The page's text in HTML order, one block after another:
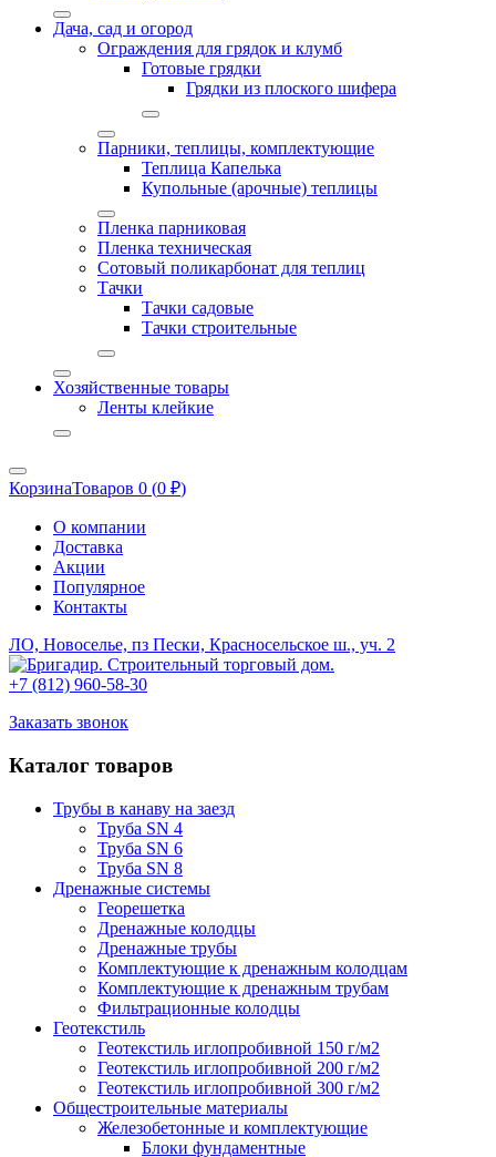
Дача, сад и огород
Ограждения для грядок и клумб
Готовые грядки
Грядки из плоского шифера
Парники, теплицы, комплектующие
Теплица Капелька
Купольные (арочные) теплицы
Пленка парниковая
Пленка техническая
Сотовый поликарбонат для теплиц
Тачки
Тачки садовые
Тачки строительные
Хозяйственные товары
Ленты клейкие
КорзинаТоваров 0 (0 ₽)
О компании
Доставка
Акции
Популярное
Контакты
ЛО, Новоселье, пз Пески, Красносельское ш., уч. 2
+7 (812) 960-58-30
Заказать звонок
Каталог товаров
Трубы в канаву на заезд
Труба SN 4
Труба SN 6
Труба SN 8
Дренажные системы
Георешетка
Дренажные колодцы
Дренажные трубы
Комплектующие к дренажным колодцам
Комплектующие к дренажным трубам
Фильтрационные колодцы
Геотекстиль
Геотекстиль иглопробивной 150 г/м2
Геотекстиль иглопробивной 200 г/м2
Геотекстиль иглопробивной 300 г/м2
Общестроительные материалы
Железобетонные и комплектующие
Блоки фундаментные